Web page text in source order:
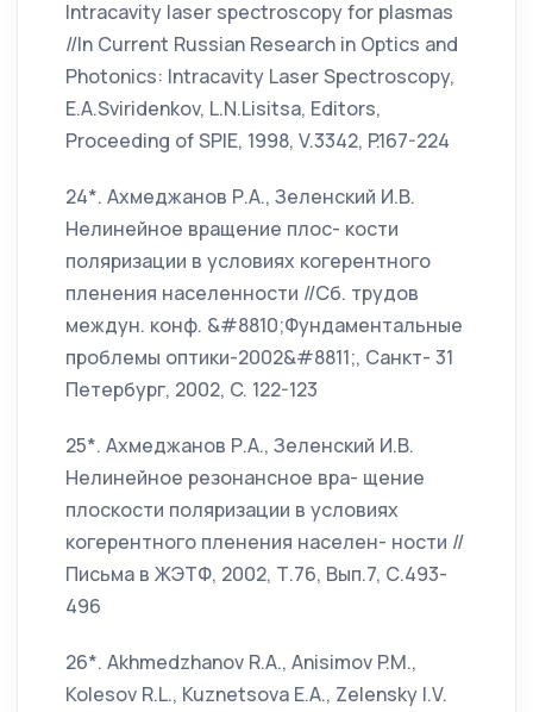
Intracavity laser spectroscopy for plasmas
//In Current Russian Research in Optics and
Photonics: Intracavity Laser Spectroscopy,
E.A.Sviridenkov, L.N.Lisitsa, Editors,
Proceeding of SPIE, 1998, V.3342, P.167-224
24*. Ахмеджанов Р.А., Зеленский И.В.
Нелинейное вращение плос- кости
поляризации в условиях когерентного
пленения населенности //Сб. трудов
междун. конф. &#8810;Фундаментальные
проблемы оптики-2002&#8811;, Санкт- 31
Петербург, 2002, C. 122-123
25*. Ахмеджанов Р.А., Зеленский И.В.
Нелинейное резонансное вра- щение
плоскости поляризации в условиях
когерентного пленения населен- ности //
Письма в ЖЭТФ, 2002, Т.76, Вып.7, С.493-
496
26*. Akhmedzhanov R.A., Anisimov P.M.,
Kolesov R.L., Kuznetsova E.A., Zelensky I.V.